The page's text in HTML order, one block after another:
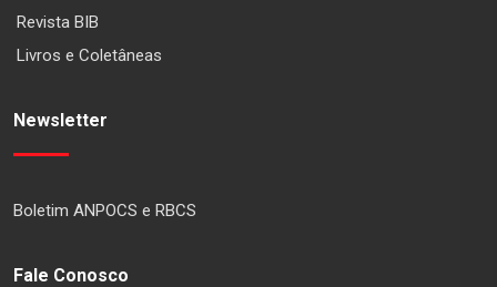
Revista BIB
Livros e Coletâneas
Newsletter
Boletim ANPOCS e RBCS
Fale Conosco